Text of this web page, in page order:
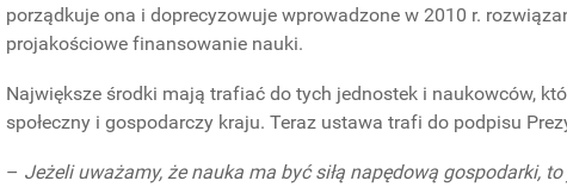
porządkuje ona i doprecyzowuje wprowadzone w 2010 r.
projakościowe finansowanie nauki.
Największe środki mają trafiać do tych jednostek i naukowców,
społeczny i gospodarczy kraju. Teraz ustawa trafi do podpisu
– Jeżeli uważamy, że nauka ma być siłą napędową gospodarki,